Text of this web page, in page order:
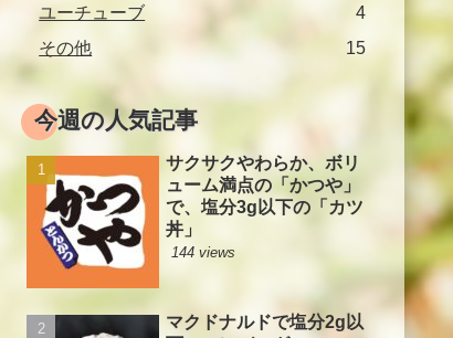
ユーチューブ
4
その他
15
今週の人気記事
サクサクやわらか、ボリ
ューム満点の「かつや」
で、塩分3g以下の「カツ
丼」
144 views
マクドナルドで塩分2g以